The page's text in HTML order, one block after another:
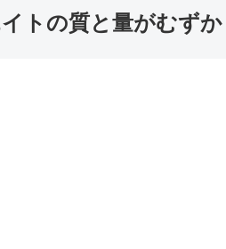
トの質と量がむず